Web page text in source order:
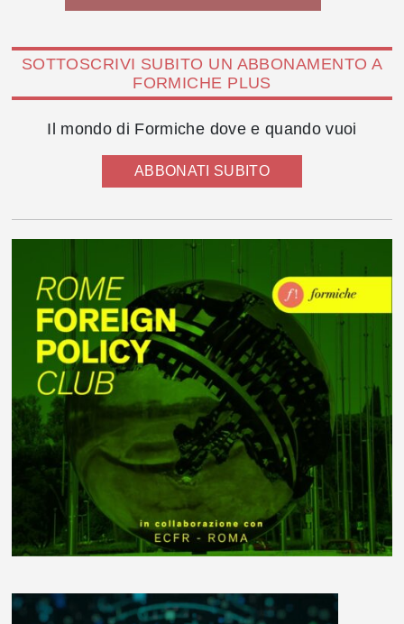
SOTTOSCRIVI SUBITO UN ABBONAMENTO A
FORMICHE PLUS
Il mondo di Formiche dove e quando vuoi
ABBONATI SUBITO